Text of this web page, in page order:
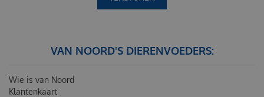
VAN NOORD'S DIERENVOEDERS:
Wie is van Noord
Klantenkaart